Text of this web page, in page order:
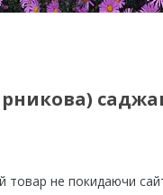
товар не покидаючи